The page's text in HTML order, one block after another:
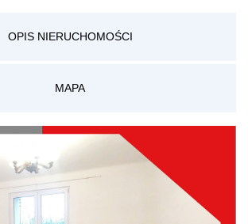
OPIS NIERUCHOMOŚCI
MAPA